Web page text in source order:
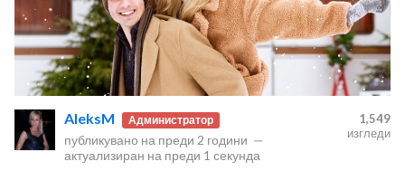
AleksM Администратор
публикувано на преди 2 години —
актуализиран на преди 1 секунда
1,549
изгледи